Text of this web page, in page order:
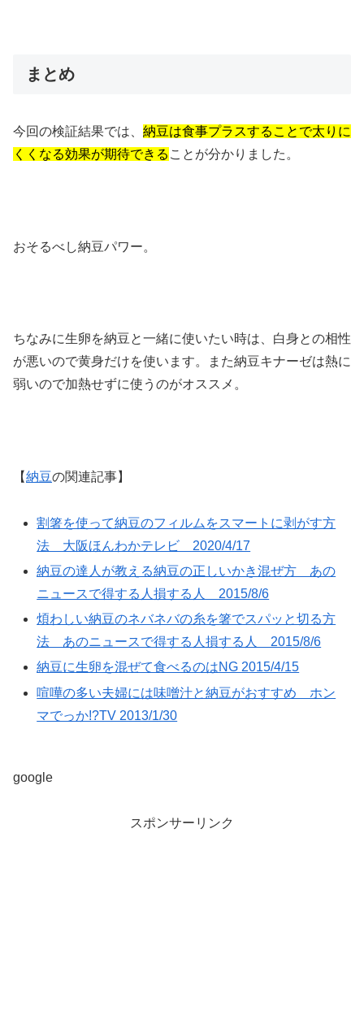
まとめ
今回の検証結果では、 納豆は食事プラスすることで太りに
くくなる効果が期待できる ことが分かりました。
おそるべし納豆パワー。
ちなみに生卵を納豆と一緒に使いたい時は、白身との相性
が悪いので黄身だけを使います。また納豆キナーゼは熱に
弱いので加熱せずに使うのがオススメ。
【納豆の関連記事】
割箸を使って納豆のフィルムをスマートに剥がす方
法 大阪ほんわかテレビ 2020/4/17
納豆の達人が教える納豆の正しいかき混ぜ方 あの
ニュースで得する人損する人 2015/8/6
煩わしい納豆のネバネバの糸を箸でスパッと切る方
法 あのニュースで得する人損する人 2015/8/6
納豆に生卵を混ぜて食べるのはNG 2015/4/15
喧嘩の多い夫婦には味噌汁と納豆がおすすめ ホン
マでっか!?TV 2013/1/30
google
スポンサーリンク